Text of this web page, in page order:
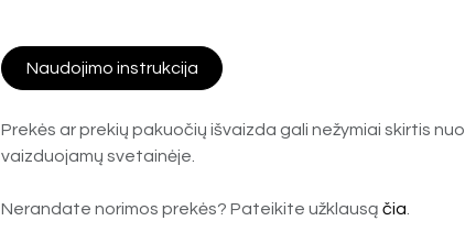
Naudojimo instrukcija
Prekės ar prekių pakuočių išvaizda gali nežymiai skirtis nuo
vaizduojamų svetainėje.
Nerandate norimos prekės? Pateikite užklausą čia